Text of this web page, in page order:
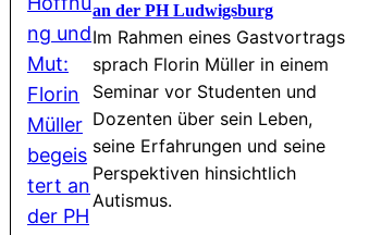
an der PH Ludwigsburg
Im Rahmen eines Gastvortrags
sprach Florin Müller in einem
Seminar vor Studenten und
Dozenten über sein Leben,
seine Erfahrungen und seine
Perspektiven hinsichtlich
Autismus.